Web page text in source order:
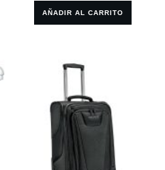
AÑADIR AL CARRITO